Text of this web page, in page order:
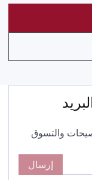
والتسوق
إرسال